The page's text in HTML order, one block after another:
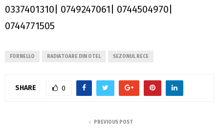
0337401310| 0749247061| 0744504970|
0744771505
FORNELLO RADIATOARE DIN OTEL SEZONUL RECE
SHARE 0
PREVIOUS POST